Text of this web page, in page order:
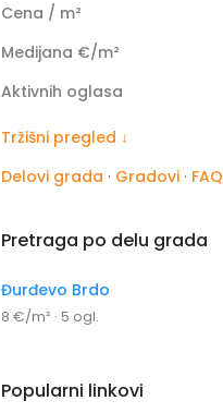
Cena / m²
Medijana €/m²
Aktivnih oglasa
Tržišni pregled ↓
Delovi grada · Gradovi · FAQ
Pretraga po delu grada
Đurđevo Brdo
8 €/m² · 5 ogl.
Popularni linkovi